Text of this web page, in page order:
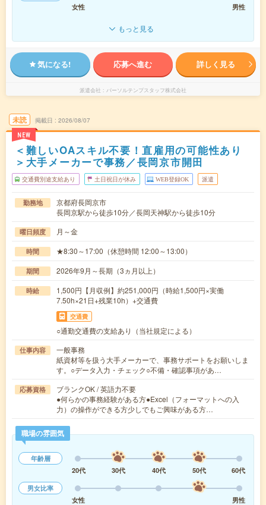
女性
男性
もっと見る
気になる! 応募へ進む 詳しく見る
派遣会社 パーソルテンプスタッフ株式会社
未読
NEW
掲載日 2026/08/07
＜難しいOAスキル不要！直雇用の可能性あり
＞大手メーカーで事務／長岡京市開田
交通費別途支給あり 土日祝日が休み WEB登録OK 派遣
勤務地
京都府長岡京市
長岡京駅から徒歩10分／長岡天神駅から徒歩10分
曜日頻度 月～金
時間 ★8:30～17:00（休憩時間 12:00～13:00）
期間 2026年9月～長期（3ヵ月以上）
時給
1,500円【月収例】約251,000円（時給1,500円×実働
7.50h×21日+残業10h）+交通費
交通費
○通勤交通費の支給あり（当社規定による）
仕事内容
一般事務
紙資材等を扱う大手メーカーで、事務サポートをお願いしま
す。○データ入力・チェック○不備・確認事項があ…
応募資格
ブランクOK / 英語力不要
●何らかの事務経験がある方●Excel（フォーマットへの入
力）の操作ができる方少しでもご興味がある方…
職場の雰囲気
年齢層
20代
30代 40代 50代
60代
男女比率
女性
男性